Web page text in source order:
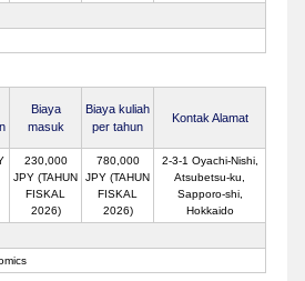
Biaya
masuk
Biaya kuliah
per tahun
Kontak Alamat
230,000
JPY (TAHUN
FISKAL
2026)
780,000
JPY (TAHUN
FISKAL
2026)
2-3-1 Oyachi-Nishi,
Atsubetsu-ku,
Sapporo-shi,
Hokkaido